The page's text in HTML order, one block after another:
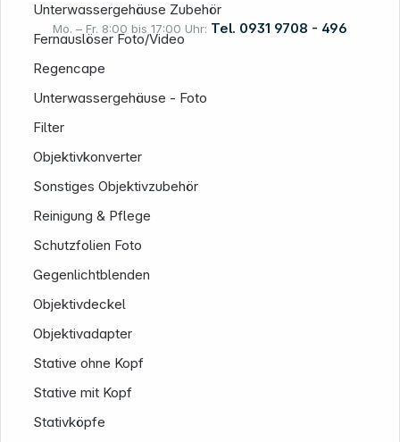
Mo. – Fr. 8:00 bis 17:00 Uhr: Tel. 0931 9708 - 496
Unterwassergehäuse Zubehör
Fernauslöser Foto/Video
Regencape
Unterwassergehäuse - Foto
Filter
Objektivkonverter
Sonstiges Objektivzubehör
Reinigung & Pflege
Schutzfolien Foto
Gegenlichtblenden
Objektivdeckel
Objektivadapter
Stative ohne Kopf
Stative mit Kopf
Stativköpfe
Rechtliches